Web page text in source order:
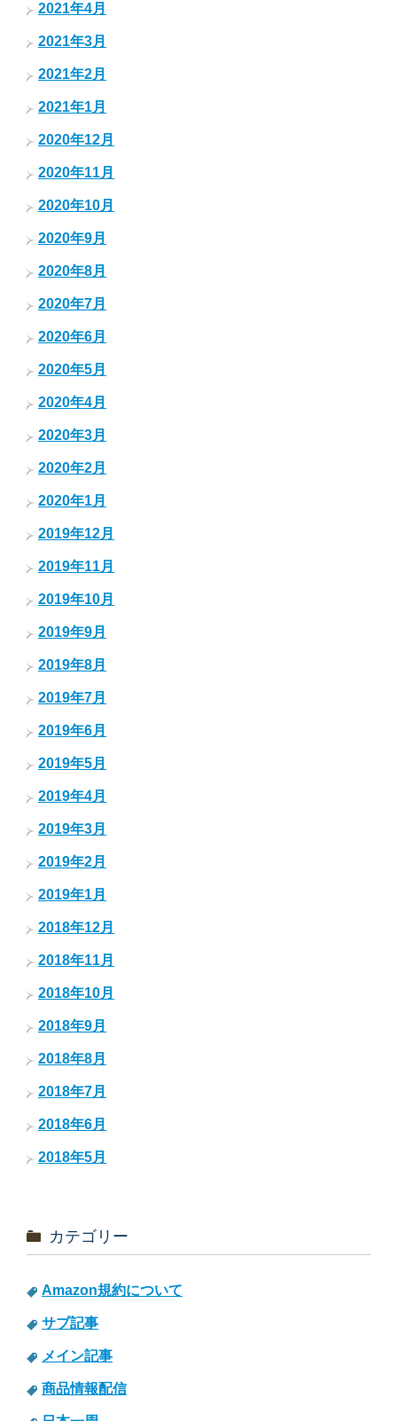
2021年4月
2021年3月
2021年2月
2021年1月
2020年12月
2020年11月
2020年10月
2020年9月
2020年8月
2020年7月
2020年6月
2020年5月
2020年4月
2020年3月
2020年2月
2020年1月
2019年12月
2019年11月
2019年10月
2019年9月
2019年8月
2019年7月
2019年6月
2019年5月
2019年4月
2019年3月
2019年2月
2019年1月
2018年12月
2018年11月
2018年10月
2018年9月
2018年8月
2018年7月
2018年6月
2018年5月
カテゴリー
Amazon規約について
サブ記事
メイン記事
商品情報配信